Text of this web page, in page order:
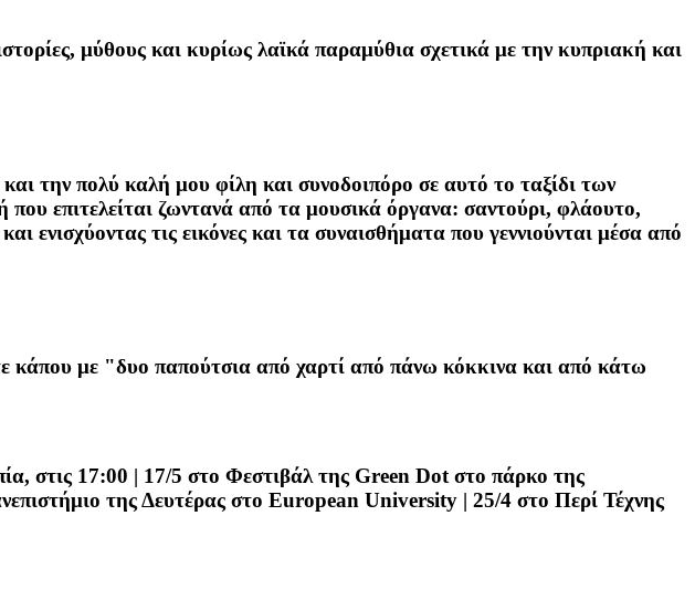
μύθους και κυρίως λαϊκά παραμύθια σχετικά με την κυπριακή και
την πολύ καλή μου φίλη και συνοδοιπόρο σε αυτό το ταξίδι των
επιτελείται ζωντανά από τα μουσικά όργανα: σαντούρι, φλάουτο,
ενισχύοντας τις εικόνες και τα συναισθήματα που γεννιούνται μέσα από
κάπου με "δυο παπούτσια από χαρτί από πάνω κόκκινα και από κάτω
στις 17:00 | 17/5 στο Φεστιβάλ της Green Dot στο πάρκο της
της Δευτέρας στο European University | 25/4 στο Περί Τέχνης